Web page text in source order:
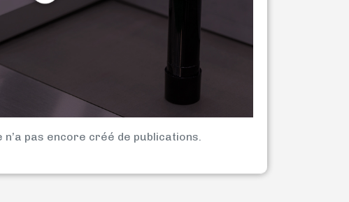
pas encore créé de publications.